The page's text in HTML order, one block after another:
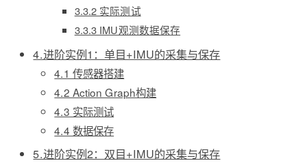
3.3.2 实际测试
3.3.3 IMU观测数据保存
4.进阶实例1：单目+IMU的采集与保存
4.1 传感器搭建
4.2 Action Graph构建
4.3 实际测试
4.4 数据保存
5.进阶实例2：双目+IMU的采集与保存